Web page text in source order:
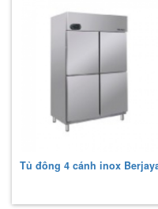
Tủ đông 4 cánh inox